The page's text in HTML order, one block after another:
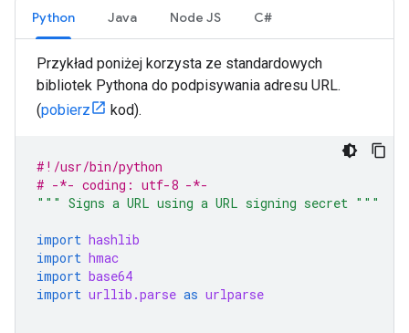
Python Java Node JS C#
Przykład poniżej korzysta ze standardowych
bibliotek Pythona do podpisywania adresu URL.
(pobierz kod).
#!/usr/bin/python
# -*- coding: utf-8 -*-
""" Signs a URL using a URL signing secret """
import hashlib
import hmac
import base64
import urllib.parse as urlparse